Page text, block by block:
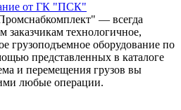
от ГК "ПСК"
— всегда
заказчикам технологичное,
грузоподъемное оборудование по
представленных в каталоге
и перемещения грузов вы
любые операции.